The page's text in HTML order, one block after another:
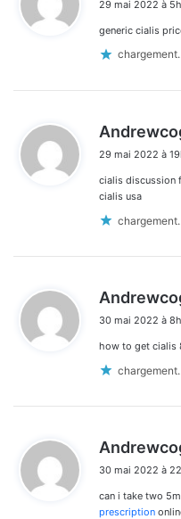
29 mai 2022 à
generic cialis
29 mai 2022 à
cialis discussion
cialis usa
30 mai 2022 à
how to get cialis
30 mai 2022 à
can i take two
prescription